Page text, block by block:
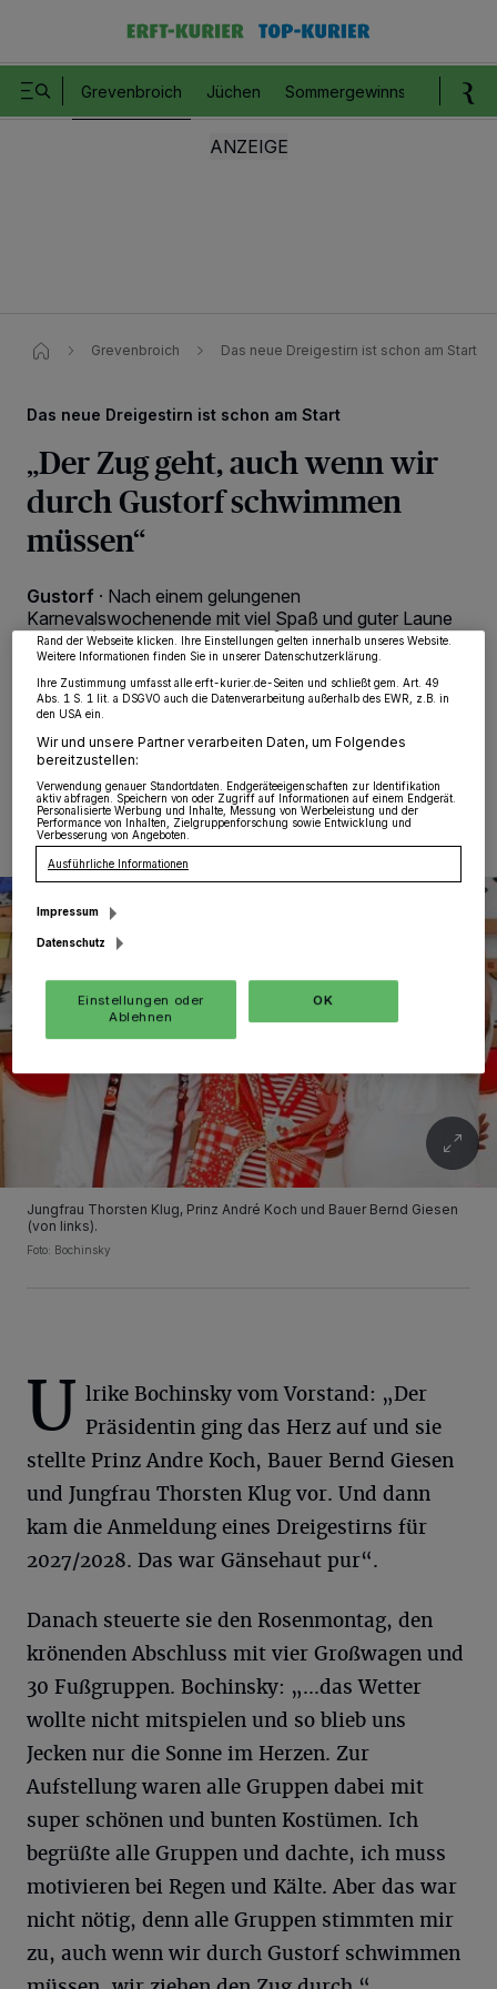
Grevenbroich Jüchen Sommergewinnspiel
Grevenbroich Das neue Dreigestirn ist schon am Start
Das neue Dreigestirn ist schon am Start
„Der Zug geht, auch wenn wir
durch Gustorf schwimmen
müssen“
Gustorf · Nach einem gelungenen
Karnevalswochenende mit viel Spaß und guter Laune
sowie vielen Gästen konnte der „Närrische Sprötz-
Trupp“ am Sonntag ein neues Dreigestirn vorstellen für
die Session 2026/2027.
17.02.2026 , 13:02 Uhr Eine Minute Lesezeit
Jungfrau Thorsten Klug, Prinz André Koch und Bauer Bernd Giesen
(von links).
Foto: Bochinsky
U lrike Bochinsky vom Vorstand: „Der
Präsidentin ging das Herz auf und sie
stellte Prinz Andre Koch, Bauer Bernd Giesen
und Jungfrau Thorsten Klug vor. Und dann
kam die Anmeldung eines Dreigestirns für
2027/2028. Das war Gänsehaut pur“.
Danach steuerte sie den Rosenmontag, den
krönenden Abschluss mit vier Großwagen und
30 Fußgruppen. Bochinsky: „...das Wetter
wollte nicht mitspielen und so blieb uns
Jecken nur die Sonne im Herzen. Zur
Aufstellung waren alle Gruppen dabei mit
super schönen und bunten Kostümen. Ich
begrüßte alle Gruppen und dachte, ich muss
motivieren bei Regen und Kälte. Aber das war
nicht nötig, denn alle Gruppen stimmten mir
zu, auch wenn wir durch Gustorf schwimmen
Wir und unsere 218 -Partner speichern und greifen auf personenbezogene Daten
wie Browserdaten oder eindeutige Kennungen auf Ihrem Gerät zu. Durch Auswahl
von OK aktivieren Sie Tracking-Technologien für die unter „Wir und unsere
möglicherweise nicht mehr so relevant für Sie. Sie können dieses Menü jederzeit
wieder aufrufen, um Ihre Einstellungen zu ändern oder Ihre Einwilligung zu
widerrufen, indem Sie auf den Link Einstellungen oder Ablehnen am unteren
Rand der Webseite klicken. Ihre Einstellungen gelten innerhalb unseres Website.
Weitere Informationen finden Sie in unserer Datenschutzerklärung.
Ihre Zustimmung umfasst alle erft-kurier.de-Seiten und schließt gem. Art. 49
Abs. 1 S. 1 lit. a DSGVO auch die Datenverarbeitung außerhalb des EWR, z.B. in
den USA ein.
Wir und unsere Partner verarbeiten Daten, um Folgendes
bereitzustellen:
Verwendung genauer Standortdaten. Endgeräteeigenschaften zur Identifikation
aktiv abfragen. Speichern von oder Zugriff auf Informationen auf einem Endgerät.
Personalisierte Werbung und Inhalte, Messung von Werbeleistung und der
Performance von Inhalten, Zielgruppenforschung sowie Entwicklung und
Verbesserung von Angeboten.
Ausführliche Informationen
Impressum
Datenschutz
Einstellungen oder
Ablehnen
OK